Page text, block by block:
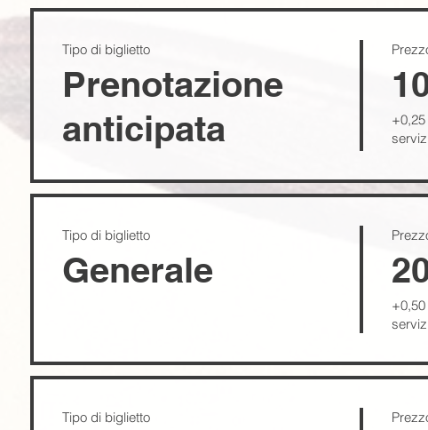
Tipo di biglietto
Prenotazione
anticipata
Tipo di biglietto
Generale
Tipo di biglietto